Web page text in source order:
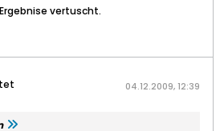
vertuscht.
04.12.2009, 12:39